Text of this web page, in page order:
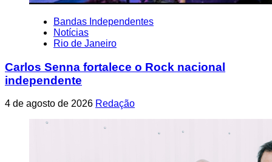
Bandas Independentes
Notícias
Rio de Janeiro
Carlos Senna fortalece o Rock nacional
independente
4 de agosto de 2026 Redação